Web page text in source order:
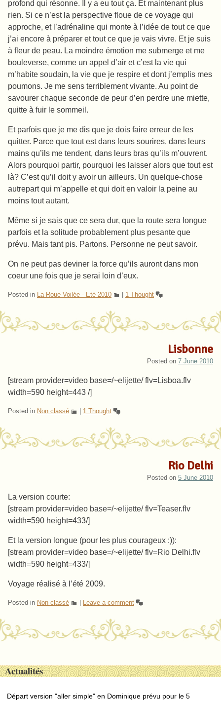
profond qui résonne. Il y a eu tout ça. Et maintenant plus
rien. Si ce n’est la perspective floue de ce voyage qui
approche, et l’adrénaline qui monte à l’idée de tout ce que
j’ai encore à préparer et tout ce que je vais vivre. Et je suis
à fleur de peau. La moindre émotion me submerge et me
bouleverse, comme un appel d’air et c’est la vie qui
m’habite soudain, la vie que je respire et dont j’emplis mes
poumons. Je me sens terriblement vivante. Au point de
savourer chaque seconde de peur d’en perdre une miette,
quitte à fuir le sommeil.
Et parfois que je me dis que je dois faire erreur de les
quitter. Parce que tout est dans leurs sourires, dans leurs
mains qu’ils me tendent, dans leurs bras qu’ils m’ouvrent.
Alors pourquoi partir, pourquoi les laisser alors que tout est
là? C’est qu’il doit y avoir un ailleurs. Un quelque-chose
autrepart qui m’appelle et qui doit en valoir la peine au
moins tout autant.
Même si je sais que ce sera dur, que la route sera longue
parfois et la solitude probablement plus pesante que
prévu. Mais tant pis. Partons. Personne ne peut savoir.
On ne peut pas deviner la force qu’ils auront dans mon
coeur une fois que je serai loin d’eux.
Posted in La Roue Voilée - Eté 2010 1 Thought
Lisbonne
Posted on 7 June 2010
[stream provider=video base=/~elijette/ flv=Lisboa.flv
width=590 height=443 /]
Posted in Non classé 1 Thought
Rio Delhi
Posted on 5 June 2010
La version courte:
[stream provider=video base=/~elijette/ flv=Teaser.flv
width=590 height=433/]
Et la version longue (pour les plus courageux :)):
[stream provider=video base=/~elijette/ flv=Rio Delhi.flv
width=590 height=433/]
Voyage réalisé à l’été 2009.
Posted in Non classé Leave a comment
Post navigation
Actualités
Départ version "aller simple" en Dominique prévu pour le 5